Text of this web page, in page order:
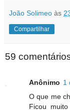
João Solimeo às
Compartilhar
59
Anônimo 1
O que me
Ficou